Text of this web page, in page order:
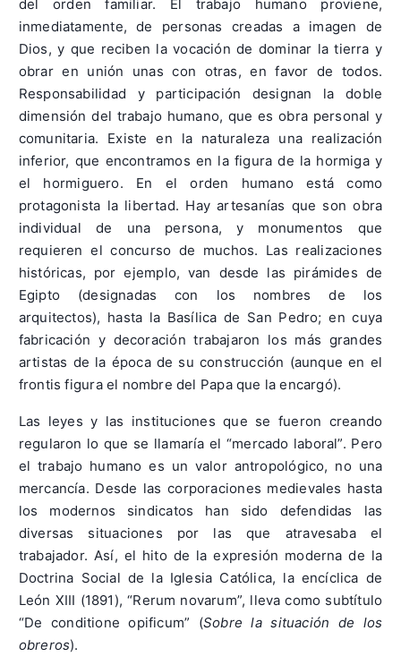
del orden familiar. El trabajo humano proviene,
inmediatamente, de personas creadas a imagen de
Dios, y que reciben la vocación de dominar la tierra y
obrar en unión unas con otras, en favor de todos.
Responsabilidad y participación designan la doble
dimensión del trabajo humano, que es obra personal y
comunitaria. Existe en la naturaleza una realización
inferior, que encontramos en la figura de la hormiga y
el hormiguero. En el orden humano está como
protagonista la libertad. Hay artesanías que son obra
individual de una persona, y monumentos que
requieren el concurso de muchos. Las realizaciones
históricas, por ejemplo, van desde las pirámides de
Egipto (designadas con los nombres de los
arquitectos), hasta la Basílica de San Pedro; en cuya
fabricación y decoración trabajaron los más grandes
artistas de la época de su construcción (aunque en el
frontis figura el nombre del Papa que la encargó).
Las leyes y las instituciones que se fueron creando
regularon lo que se llamaría el “mercado laboral”. Pero
el trabajo humano es un valor antropológico, no una
mercancía. Desde las corporaciones medievales hasta
los modernos sindicatos han sido defendidas las
diversas situaciones por las que atravesaba el
trabajador. Así, el hito de la expresión moderna de la
Doctrina Social de la Iglesia Católica, la encíclica de
León XIII (1891), “Rerum novarum”, lleva como subtítulo
“De conditione opificum” (Sobre la situación de los
obreros).